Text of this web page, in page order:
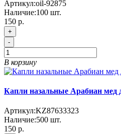
Артикул:oil-92875
Наличие:100 шт.
150 р.
+
-
В корзину
Капли назальные Арабиан мед
Артикул:KZ87633323
Наличие:500 шт.
150 р.